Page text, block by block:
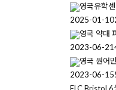
영국유학
2025-01-10
영국 약대
2023-06-21
영국 원어
2023-06-15